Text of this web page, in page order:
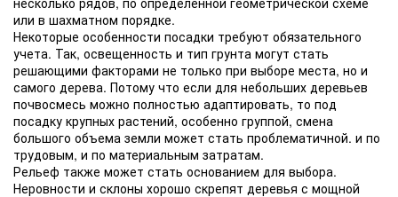
или в шахматном порядке.
Некоторые особенности посадки требуют обязательного
учета. Так, освещенность и тип грунта могут стать
решающими факторами не только при выборе места, но и
самого дерева. Потому что если для небольших деревьев
почвосмесь можно полностью адаптировать, то под
посадку крупных растений, особенно группой, смена
большого объема земли может стать проблематичной. и по
трудовым, и по материальным затратам.
Рельеф также может стать основанием для выбора.
Неровности и склоны хорошо скрепят деревья с мощной